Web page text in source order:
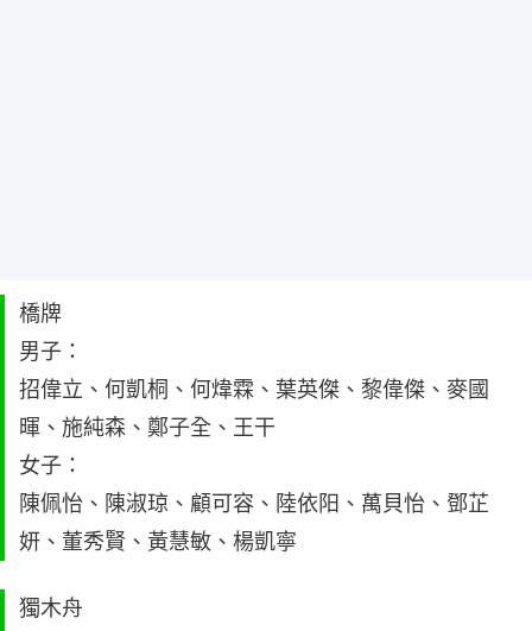
橋牌
男子：
招偉立、何凱桐、何煒霖、葉英傑、黎偉傑、麥國
暉、施純森、鄭子全、王干
女子：
陳佩怡、陳淑琼、顧可容、陸依阳、萬貝怡、鄧芷
妍、董秀賢、黃慧敏、楊凱寧
獨木舟